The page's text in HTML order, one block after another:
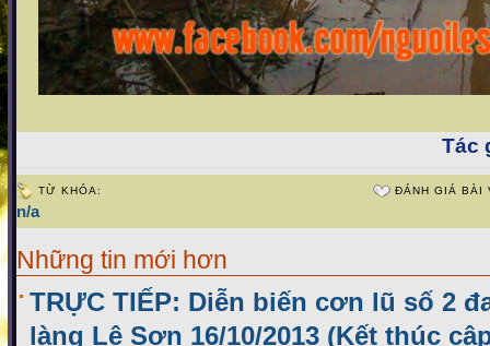
Tác
TỪ KHÓA:
n/a
ĐÁNH GIÁ BÀI
Những tin mới hơn
TRỰC TIẾP: Diễn biến cơn lũ số 2
làng Lệ Sơn 16/10/2013 (Kết thúc